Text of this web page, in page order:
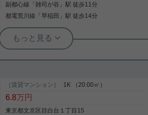
軽にお問い合わせくださいませ！ ★お電話でのご相
談もお気軽にどうぞ★ 実用春日ホーム株式会社 茗
荷谷店 TEL：03-6902-5021
店 堀江健太郎
文京区屈指の人気物件！しかもその中
「グランドメゾン目白新坂」。日々の暮らしに便利
なminiピアゴ 音羽１丁目店(スーパー)まで4分で行け
副都心線 「雑司が谷 」駅 徒歩11分
都電荒川線 「早稲田 」駅 徒歩14分
用根津ホーム株式会社 根津駅前センター） スタ
上質な暮らしを実現
教育の街文京区からファミリータイプの新築マンシ
ョンをご紹介☆ 充実した設備は食洗器や床暖房があ
ります。 また現在キャンペーン中で敷金・礼金0
で、フリーレント2ヶ月付き とってもお得です。 各
［賃貸マンション］ 1K （20.00㎡）
6.8万円
東京都文京区目白台１丁目15